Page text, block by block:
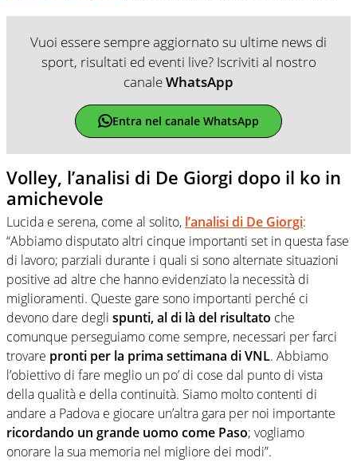
Vuoi essere sempre aggiornato su ultime news di
sport, risultati ed eventi live? Iscriviti al nostro
canaleWhatsApp
Entra nel canale WhatsApp
Volley, l’analisi di De Giorgi dopo il ko in
amichevole
Lucida e serena, come al solito, l’analisi di De Giorgi:
“Abbiamo disputato altri cinque importanti set in questa fase
di lavoro; parziali durante i quali si sono alternate situazioni
positive ad altre che hanno evidenziato la necessità di
miglioramenti. Queste gare sono importanti perché ci
devono dare degli spunti, al di là del risultato che
comunque perseguiamo come sempre, necessari per farci
trovare pronti per la prima settimana di VNL. Abbiamo
l’obiettivo di fare meglio un po’ di cose dal punto di vista
della qualità e della continuità. Siamo molto contenti di
andare a Padova e giocare un’altra gara per noi importante
ricordando un grande uomo come Paso; vogliamo
onorare la sua memoria nel migliore dei modi”.